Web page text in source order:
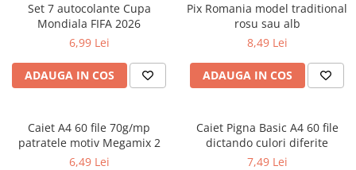
Creioane colorate
Creioane cerate
Radiere
Ascutițori
Mine și rezerve
Cretă școlară și creativă
Set 7 autocolante Cupa
Mondiala FIFA 2026
6,99 Lei
ADAUGA IN COS
Pix Romania model traditional
rosu sau alb
8,49 Lei
ADAUGA IN COS
Caiet A4 60 file 70g/mp
patratele motiv Megamix 2
6,49 Lei
Caiet Pigna Basic A4 60 file
dictando culori diferite
7,49 Lei